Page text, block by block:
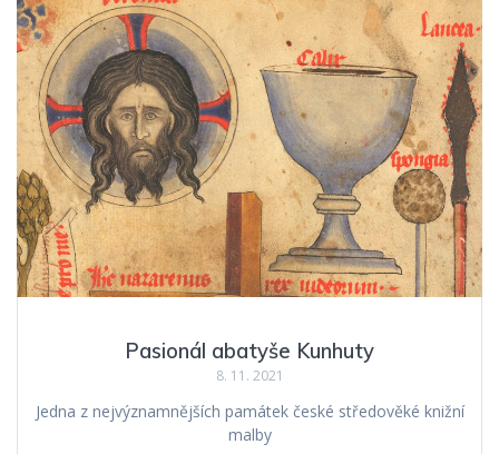
Pasionál abatyše Kunhuty
8. 11. 2021
Jedna z nejvýznamnějších památek české středověké knižní
malby